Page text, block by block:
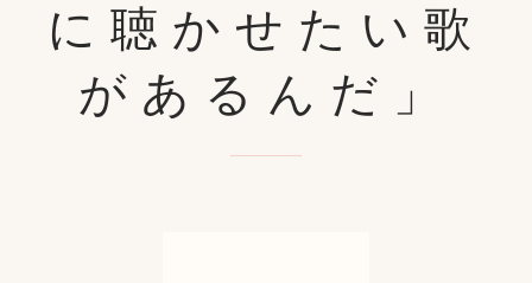
に聴かせたい歌
があるんだ」